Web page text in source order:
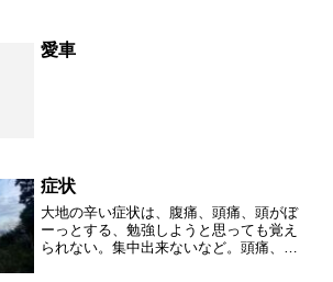
愛車
症状
大地の辛い症状は、腹痛、頭痛、頭がぼ
ーっとする、勉強しようと思っても覚え
られない。集中出来ないなど。頭痛、頭